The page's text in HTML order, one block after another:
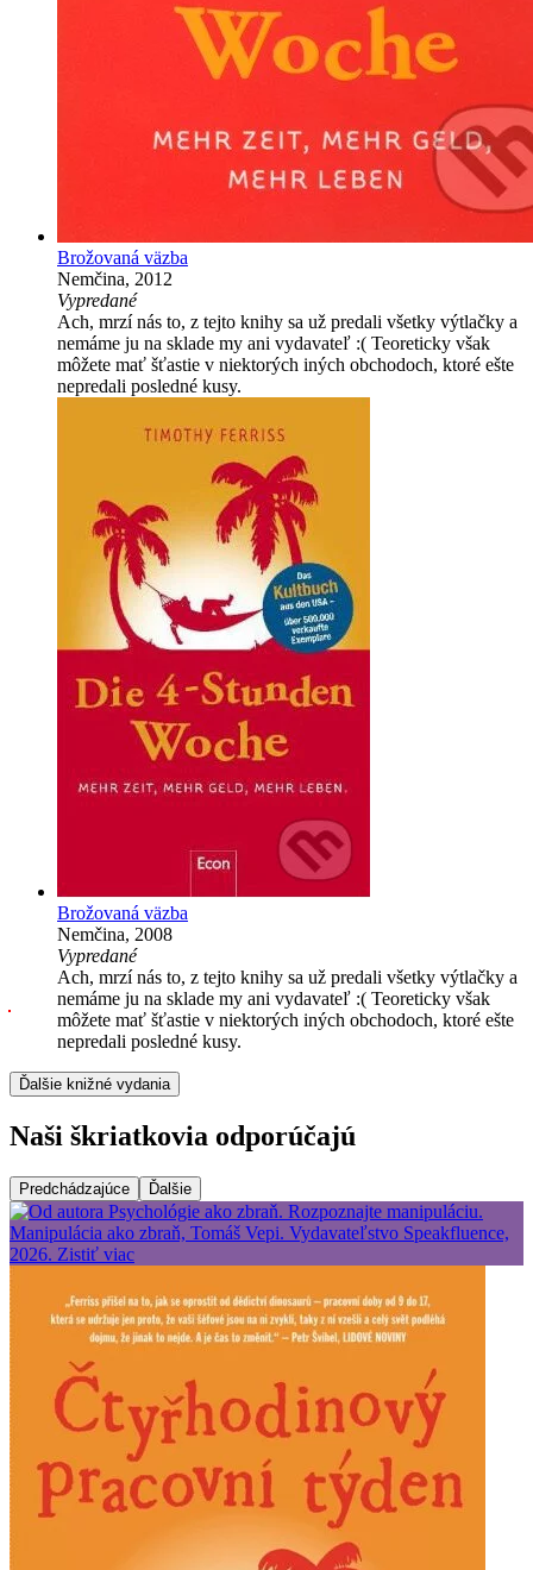
Brožovaná väzba
Nemčina, 2012
Vypredané
Ach, mrzí nás to, z tejto knihy sa už predali všetky výtlačky a
nemáme ju na sklade my ani vydavateľ :( Teoreticky však
môžete mať šťastie v niektorých iných obchodoch, ktoré ešte
nepredali posledné kusy.
Brožovaná väzba
Nemčina, 2008
Vypredané
Ach, mrzí nás to, z tejto knihy sa už predali všetky výtlačky a
nemáme ju na sklade my ani vydavateľ :( Teoreticky však
môžete mať šťastie v niektorých iných obchodoch, ktoré ešte
nepredali posledné kusy.
Ďalšie knižné vydania
Naši škriatkovia odporúčajú
Predchádzajúce Ďalšie